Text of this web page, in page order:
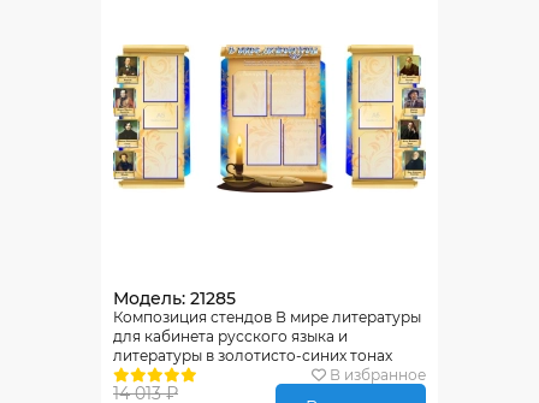
Модель: 21285
Композиция стендов В мире литературы
для кабинета русского языка и
литературы в золотисто-синих тонах
2000*950мм
В избранное
14 013 ₽